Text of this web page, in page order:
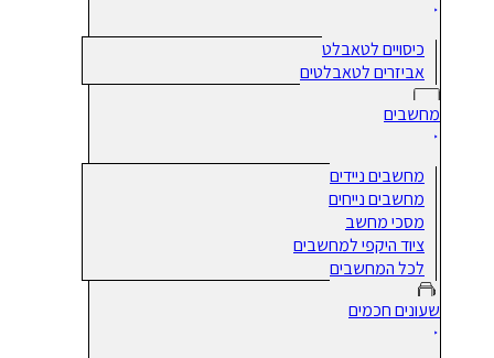
כיסויים לטאבלט
אביזרים לטאבלטים
מחשבים
מחשבים ניידים
מחשבים נייחים
מסכי מחשב
ציוד היקפי למחשבים
לכל המחשבים
שעונים חכמים